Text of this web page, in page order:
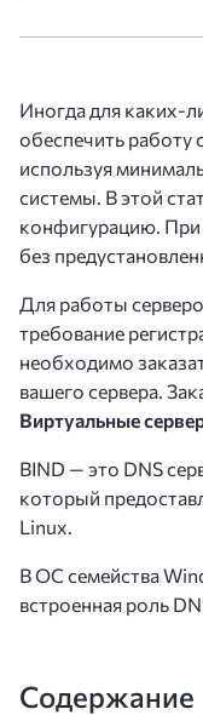
Иногда для каких-
обеспечить работу
используя
системы. В этой
конфигурацию. При
без
Для работы
требование
необходимо
вашего сервера.
Виртуальные
BIND — это DNS
который
Linux.
В ОС семейства
встроенная роль
Содержание